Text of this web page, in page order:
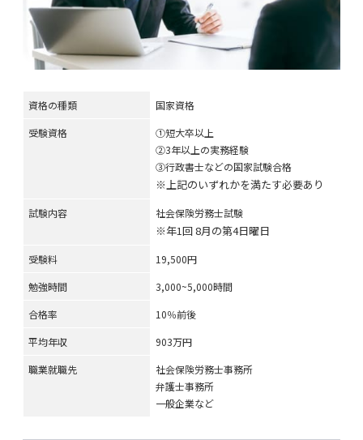
資格の種類
国家資格
受験資格
①短大卒以上
②3年以上の実務経験
③行政書士などの国家試験合格
※上記のいずれかを満たす必要あり
試験内容 社会保険労務士試験
※年1回 8月の第4日曜日
受験料
19,500円
勉強時間
3,000~5,000時間
合格率
10％前後
平均年収
903万円
職業就職先
社会保険労務士事務所
弁護士事務所
一般企業など